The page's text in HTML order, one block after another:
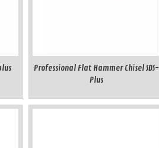
Professional Flat Hammer Chisel SDS-
Plus